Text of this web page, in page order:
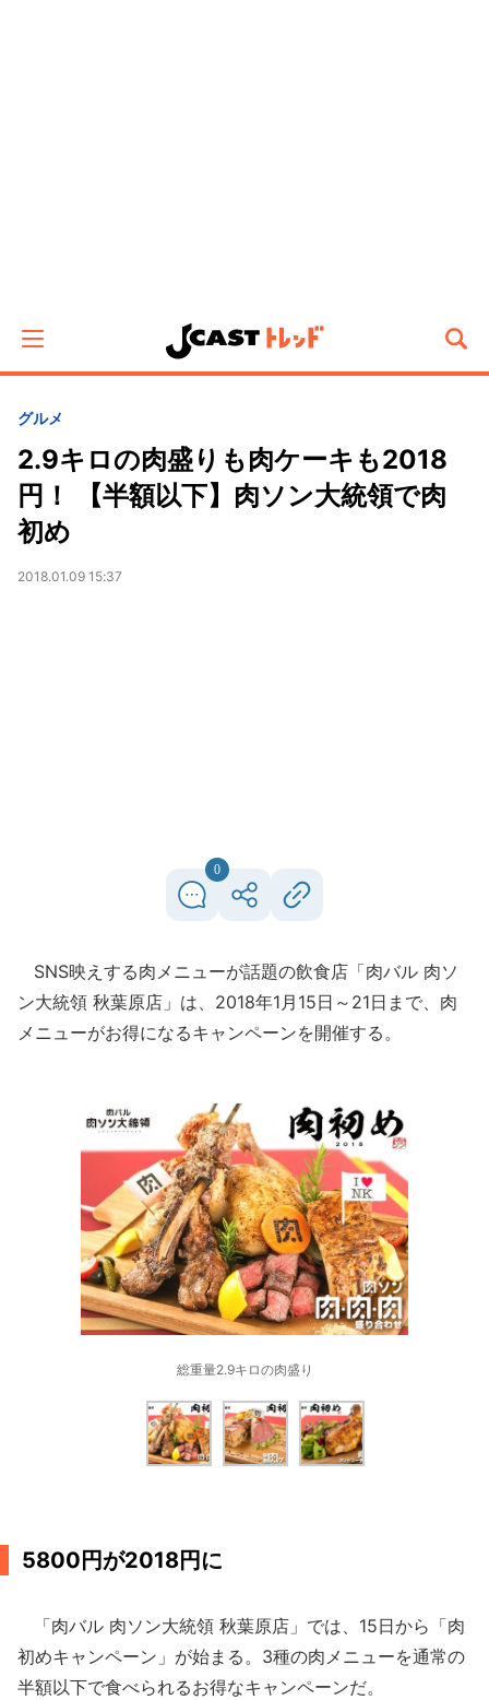
グルメ
2.9キロの肉盛りも肉ケーキも2018
円！ 【半額以下】肉ソン大統領で肉
初め
2018.01.09 15:37
0
SNS映えする肉メニューが話題の飲食店「肉バル 肉ソ
ン大統領 秋葉原店」は、2018年1月15日～21日まで、肉
メニューがお得になるキャンペーンを開催する。
総重量2.9キロの肉盛り
5800円が2018円に
「肉バル 肉ソン大統領 秋葉原店」では、15日から「肉
初めキャンペーン」が始まる。3種の肉メニューを通常の
半額以下で食べられるお得なキャンペーンだ。